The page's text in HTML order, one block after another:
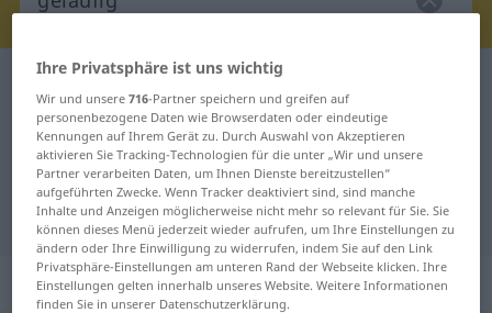
Deutsch-Chinesisch Wörterbuch
Deutsch-Chinesisch Übersetzung
für "geläufig"
"geläufig" Chinesisch Übersetzung
„geläufig“
Ihre Privatsphäre ist uns wichtig
Wir und unsere716-Partner speichern und greifen auf
personenbezogene Daten wie Browserdaten oder eindeutige
Kennungen auf Ihrem Gerät zu. Durch Auswahl von Akzeptieren
aktivieren Sie Tracking-Technologien für die unter „Wir und unsere
Partner verarbeiten Daten, um Ihnen Dienste bereitzustellen“
aufgeführten Zwecke. Wenn Tracker deaktiviert sind, sind manche
Inhalte und Anzeigen möglicherweise nicht mehr so relevant für Sie. Sie
können dieses Menü jederzeit wieder aufrufen, um Ihre Einstellungen zu
ändern oder Ihre Einwilligung zu widerrufen, indem Sie auf den Link
Privatsphäre-Einstellungen am unteren Rand der Webseite klicken. Ihre
Einstellungen gelten innerhalb unseres Website. Weitere Informationen
finden Sie in unserer Datenschutzerklärung.